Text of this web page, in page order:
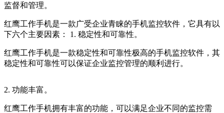
监督和管理。
红鹰工作手机是一款广受企业青睐的手机监控软件，它具有以
下六个主要因素： 1. 稳定性和可靠性。
红鹰工作手机是一款稳定性和可靠性极高的手机监控软件，其
稳定性和可靠性可以保证企业监控管理的顺利进行。
2. 功能丰富。
红鹰工作手机拥有丰富的功能，可以满足企业不同的监控需